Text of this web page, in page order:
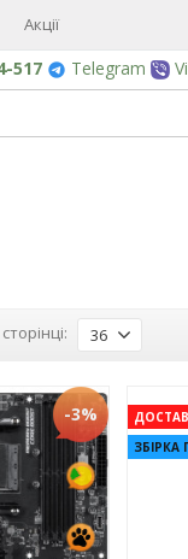
Акції
517 Telegram
36
-3%
ЗБІРКА